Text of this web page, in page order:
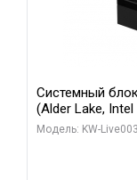
Системный
(Alder Lake,
Sinotex
Модель: KW-